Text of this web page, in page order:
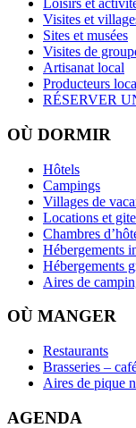
Loisirs et
Visites et
Sites et musées
Visites de
Artisanat local
Producteurs
RÉSERVER
OÙ DORMIR
Hôtels
Campings
Villages de
Locations et
Chambres
Hébergements
Hébergements
Aires de
OÙ MANGER
Restaurants
Brasseries –
Aires de pique
AGENDA